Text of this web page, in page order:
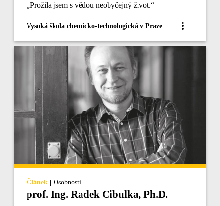
„Prožila jsem s vědou neobyčejný život.“
Vysoká škola chemicko-technologická v Praze
Článek | Osobnosti
prof. Ing. Radek Cibulka, Ph.D.